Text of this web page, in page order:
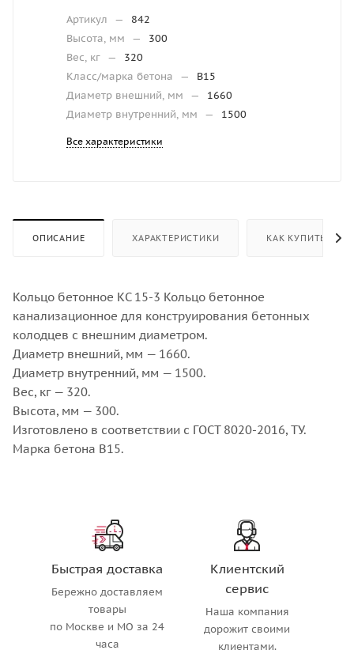
Артикул —
842
Высота, мм
—
300
Вес, кг —
320
Класс/марка бетона
—
В15
Диаметр внешний, мм
—
1660
Диаметр внутренний, мм
— 1500
Все характеристики
ОПИСАНИЕ ХАРАКТЕРИСТИКИ КАК КУПИТЬ
Кольцо бетонное КС 15-3 Кольцо бетонное
канализационное для конструирования бетонных
колодцев с внешним диаметром.
Диаметр внешний, мм — 1660.
Диаметр внутренний, мм — 1500.
Вес, кг — 320.
Высота, мм — 300.
Изготовлено в соответствии с ГОСТ 8020-2016, ТУ.
Марка бетона В15.
Быстрая доставка
Бережно доставляем
товары
по Москве и МО за 24
часа
Клиентский
сервис
Наша компания
дорожит своими
клиентами.